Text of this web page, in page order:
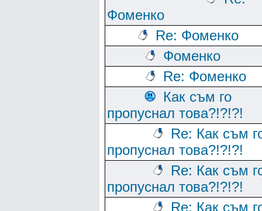
Фоменко
Re: Фоменко
Фоменко
Re: Фоменко
Как съм го
пропуснал това?!?!?!
Re: Как съм
пропуснал това?!?!?!
Re: Как съм
пропуснал това?!?!?!
Re: Как съм